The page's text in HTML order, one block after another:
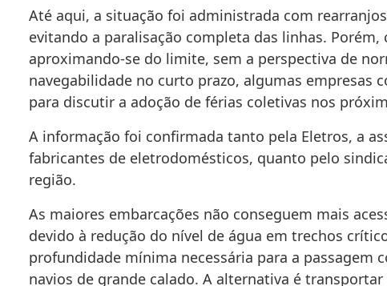
Até aqui, a situação foi administrada com
evitando a paralisação completa das linhas.
aproximando-se do limite, sem a perspectiva de
navegabilidade no curto prazo, algumas empresas
para discutir a adoção de férias coletivas nos
A informação foi confirmada tanto pela Eletros, a
fabricantes de eletrodomésticos, quanto pelo
região.
As maiores embarcações não conseguem mais
devido à redução do nível de água em trechos
profundidade mínima necessária para a passagem
navios de grande calado. A alternativa é transportar